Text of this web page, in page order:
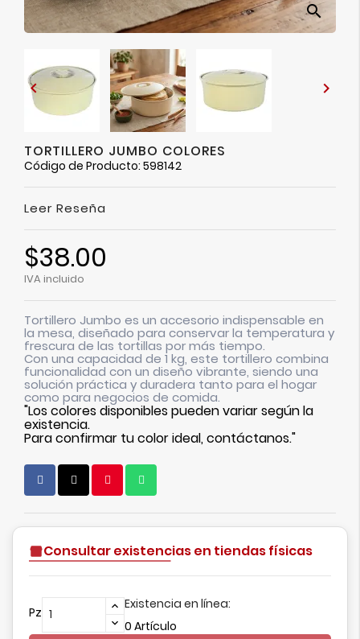
search
 
TORTILLERO JUMBO COLORES
Código de Producto: 598142
Leer Reseña
$38.00
IVA incluido
Tortillero Jumbo es un accesorio indispensable en
la mesa, diseñado para conservar la temperatura y
frescura de las tortillas por más tiempo.
Con una capacidad de 1 kg, este tortillero combina
funcionalidad con un diseño vibrante, siendo una
solución práctica y duradera tanto para el hogar
como para negocios de comida.
"Los colores disponibles pueden variar según la
existencia.
Para confirmar tu color ideal, contáctanos."
Consultar existencias en tiendas físicas
Pz
Existencia en línea:
0 Artículo